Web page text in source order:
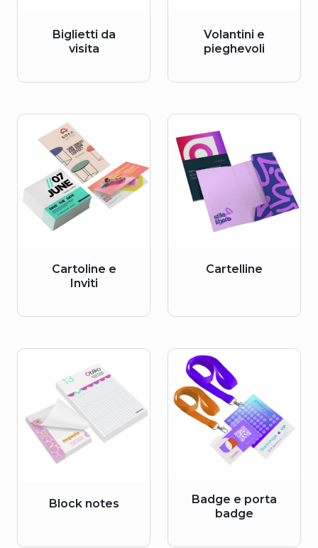
Biglietti da
visita
Volantini e
pieghevoli
Cartoline e
Inviti
Cartelline
Block notes
Badge e porta
badge